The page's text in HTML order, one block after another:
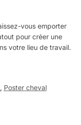
vous emporter
pour créer une
votre lieu de travail.
, Poster cheval